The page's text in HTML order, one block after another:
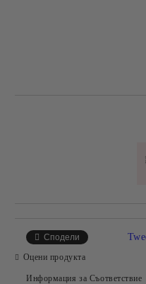
Сподели
Оцени продукта
Информация за Съответствие